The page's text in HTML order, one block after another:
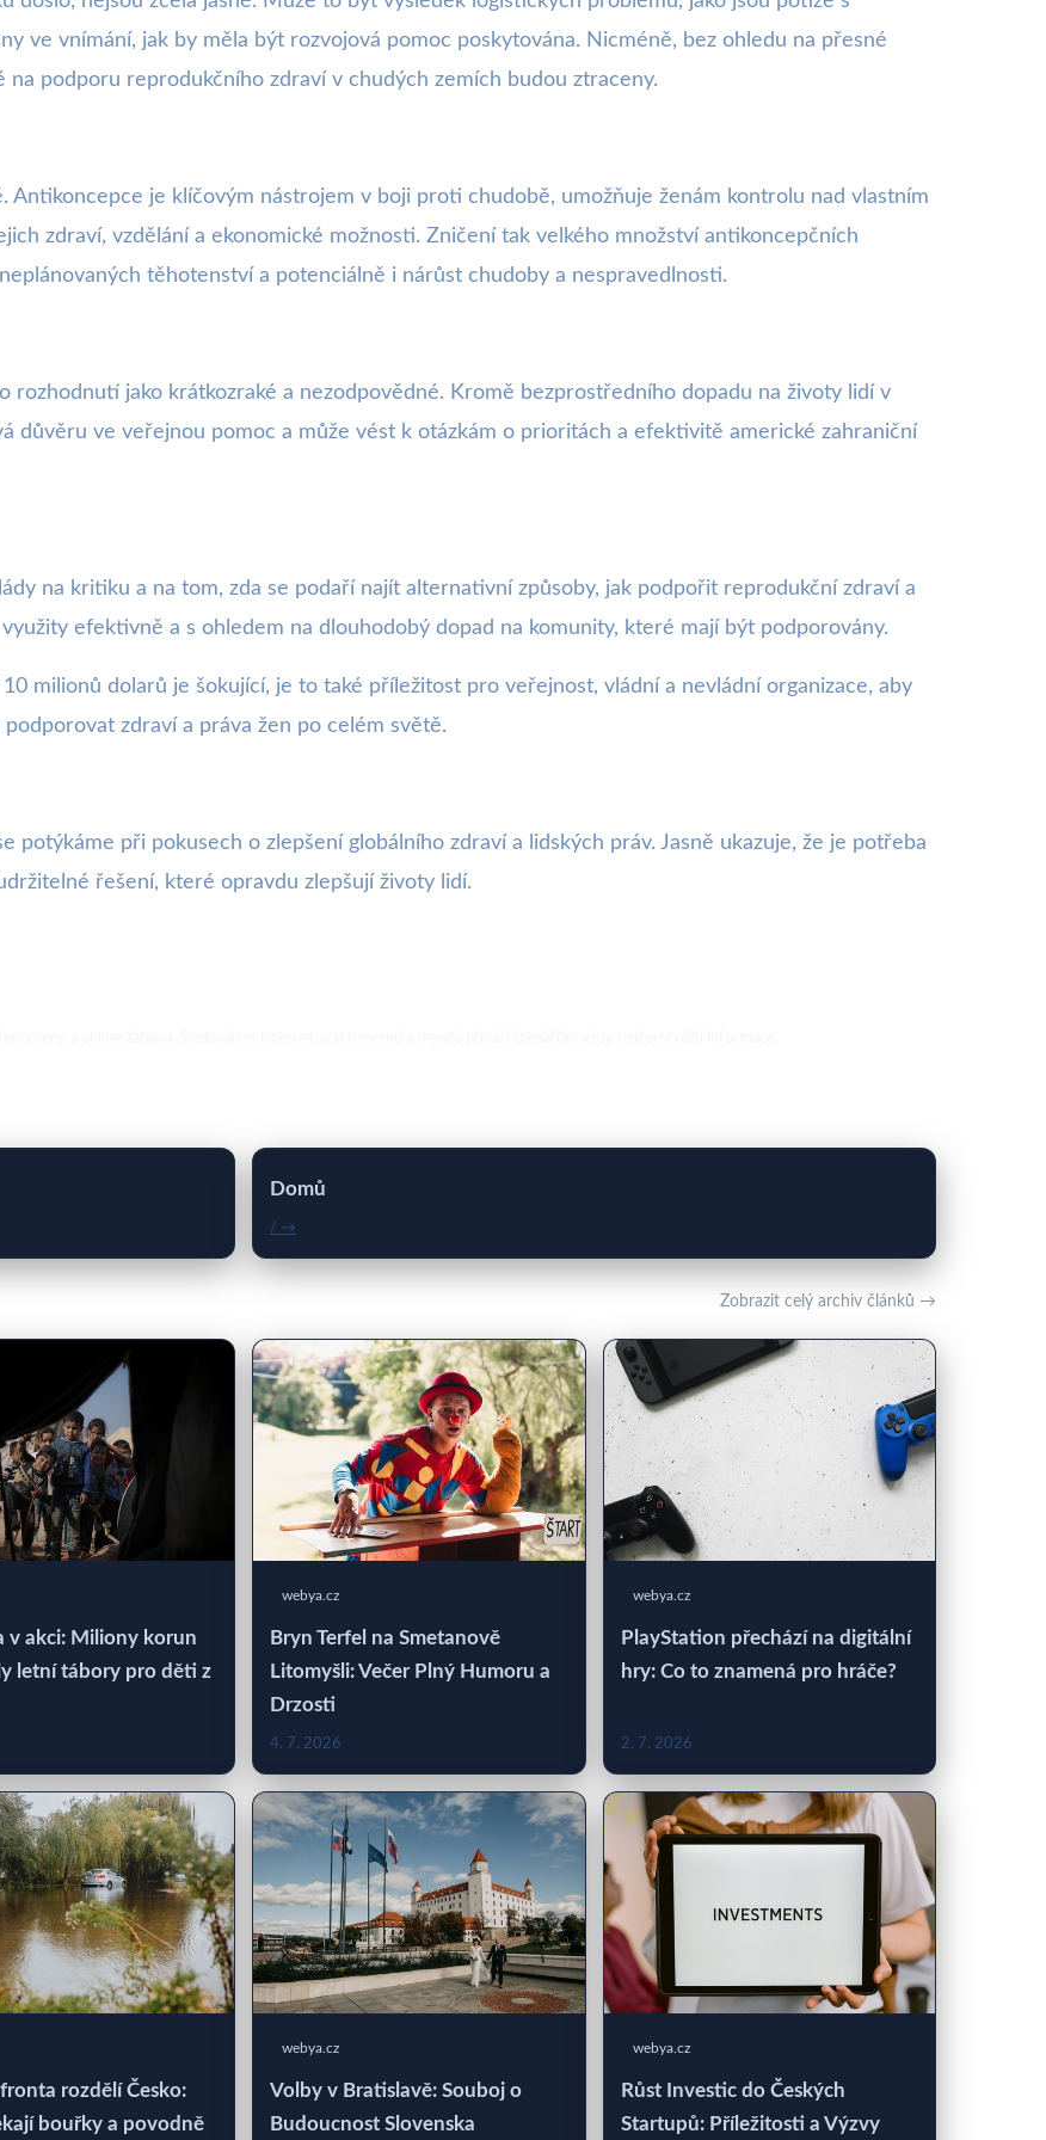
ve vnímání, jak by měla být rozvojová pomoc poskytována. Nicméně, bez ohledu na přesné
podporu reprodukčního zdraví v chudých zemích budou ztraceny.
je klíčovým nástrojem v boji proti chudobě, umožňuje ženám kontrolu nad vlastním
zdraví, vzdělání a ekonomické možnosti. Zničení tak velkého množství antikoncepčních
těhotenství a potenciálně i nárůst chudoby a nespravedlnosti.
jako krátkozraké a nezodpovědné. Kromě bezprostředního dopadu na životy lidí v
důvěru ve veřejnou pomoc a může vést k otázkám o prioritách a efektivitě americké zahraniční
na kritiku a na tom, zda se podaří najít alternativní způsoby, jak podpořit reprodukční zdraví a
efektivně a s ohledem na dlouhodobý dopad na komunity, které mají být podporovány.
milionů dolarů je šokující, je to také příležitost pro veřejnost, vládní a nevládní organizace, aby
zdraví a práva žen po celém světě.
potýkáme při pokusech o zlepšení globálního zdraví a lidských práv. Jasně ukazuje, že je potřeba
řešení, které opravdu zlepšují životy lidí.
Domů
/ →
Zobrazit celý archiv článků →
v akci: Miliony korun
letní tábory pro děti z
webya.cz
Bryn Terfel na Smetanově
Litomyšli: Večer Plný Humoru a
Drzosti
4. 7. 2026
webya.cz
PlayStation přechází na digitální
hry: Co to znamená pro hráče?
2. 7. 2026
rozdělí Česko:
bouřky a povodně
webya.cz
Volby v Bratislavě: Souboj o
Budoucnost Slovenska
webya.cz
Růst Investic do Českých
Startupů: Příležitosti a Výzvy